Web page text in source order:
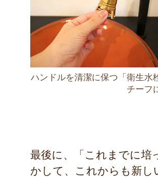
ハンドルを清潔に保つ「衛生水
チーフ
最後に、「これまでに培
かして、これからも新